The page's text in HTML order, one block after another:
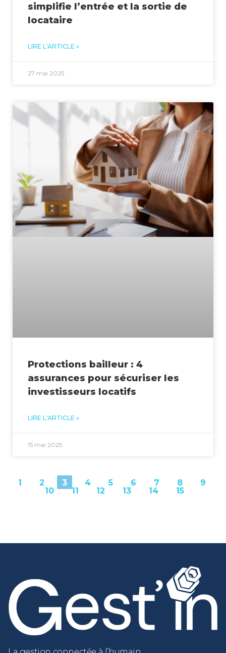
simplifie l’entrée et la sortie de
locataire
LIRE L'ARTICLE »
27 mai 2025
Protections bailleur : 4
assurances pour sécuriser les
investisseurs locatifs
LIRE L'ARTICLE »
15 mai 2025
1 2 3 4 5 6 7 8
9
10
11 12 13 14 15